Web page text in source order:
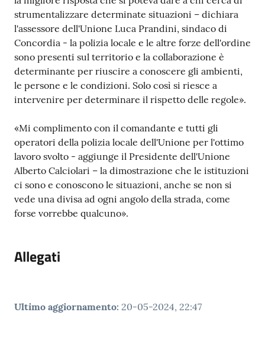
strumentalizzare determinate situazioni – dichiara
l'assessore dell'Unione Luca Prandini, sindaco di
Concordia - la polizia locale e le altre forze dell'ordine
sono presenti sul territorio e la collaborazione è
determinante per riuscire a conoscere gli ambienti,
le persone e le condizioni. Solo così si riesce a
intervenire per determinare il rispetto delle regole».
«Mi complimento con il comandante e tutti gli
operatori della polizia locale dell'Unione per l'ottimo
lavoro svolto - aggiunge il Presidente dell'Unione
Alberto Calciolari – la dimostrazione che le istituzioni
ci sono e conoscono le situazioni, anche se non si
vede una divisa ad ogni angolo della strada, come
forse vorrebbe qualcuno».
Allegati
Ultimo aggiornamento: 20-05-2024, 22:47